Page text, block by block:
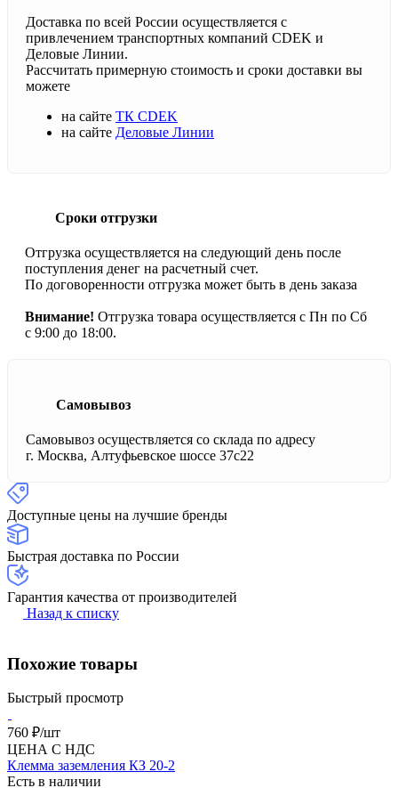
Доставка по всей России осуществляется с
привлечением транспортных компаний CDEK и
Деловые Линии.
Рассчитать примерную стоимость и сроки доставки вы
можете
на сайте ТК CDEK
на сайте Деловые Линии
Сроки отгрузки
Отгрузка осуществляется на следующий день после
поступления денег на расчетный счет.
По договоренности отгрузка может быть в день заказа
Внимание! Отгрузка товара осуществляется с Пн по Сб
с 9:00 до 18:00.
Самовывоз
Самовывоз осуществляется со склада по адресу
г. Москва, Алтуфьевское шоссе 37с22
Доступные цены на лучшие бренды
Быстрая доставка по России
Гарантия качества от производителей
Назад к списку
Похожие товары
Быстрый просмотр
760 ₽/шт
ЦЕНА С НДС
Клемма заземления КЗ 20-2
Есть в наличии